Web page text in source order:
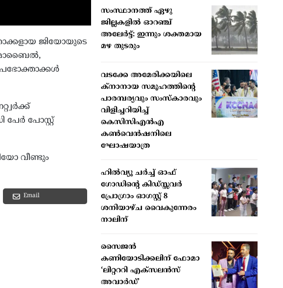
ജിയോയുടെ
മൊബൈല്‍,
പോസ്റ്റ്
വീണ്ടും
Email
സംസ്ഥാനത്ത് ഏഴു
ജില്ലകളില്‍ ഓറഞ്ച്
അലേര്‍ട്ട്: ഇന്നും ശക്തമായ
മഴ തുടരും
വടക്കേ അമേരിക്കയിലെ
ക്‌നാനായ സമൂഹത്തിന്റെ
പാരമ്പര്യവും സംസ്‌കാരവും
വിളിച്ചറിയിച്ച്
കെസിസിഎന്‍എ
കണ്‍വെന്‍ഷനിലെ
ഘോഷയാത്ര
ഹില്‍വ്യൂ ചര്‍ച്ച് ഓഫ്
ഗോഡിന്റെ കിഡ്സ്സവര്‍
പ്രോഗ്രാം ഓഗസ്റ്റ് 8
ശനിയാഴ്ച വൈകുന്നേരം
നാലിന്
സൈജന്‍
കണിയോടിക്കലിന് ഫോമാ
‘ലിറ്റററി എക്‌സലന്‍സ്
അവാര്‍ഡ്’